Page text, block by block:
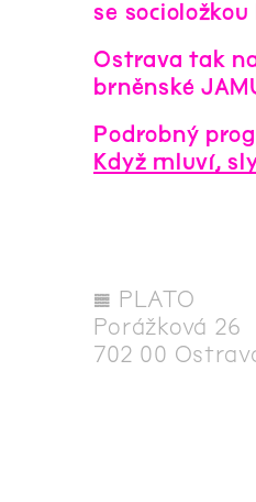
se
Ostrava tak
brněnské
Podrobný
Když mluví,
◊ PLATO
Porážková 26
702 00